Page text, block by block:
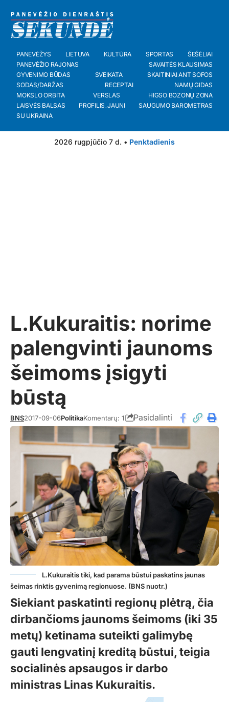
PANEVĖŽYS LIETUVA KULTŪRA SPORTAS
ŠEŠĖLIAI
PANEVĖŽIO RAJONAS
SAVAITĖS KLAUSIMAS
GYVENIMO BŪDAS
SVEIKATA
SKAITINIAI ANT SOFOS
SODAS/DARŽAS
RECEPTAI
NAMŲ GIDAS
MOKSLO ORBITA
VERSLAS
HIGSO BOZONŲ ZONA
LAISVĖS BALSAS
PROFILIS_JAUNI
SAUGUMO BAROMETRAS
SU UKRAINA
2026 rugpjūčio 7 d. • Penktadienis
L.Kukuraitis: norime
palengvinti jaunoms
šeimoms įsigyti
būstą
BNS2017-09-06PolitikaKomentarų: 1 Pasidalinti
L.Kukuraitis tiki, kad parama būstui paskatins jaunas
šeimas rinktis gyvenimą regionuose. (BNS nuotr.)
Siekiant paskatinti regionų plėtrą, čia
dirbančioms jaunoms šeimoms (iki 35
metų) ketinama suteikti galimybę
gauti lengvatinį kreditą būstui, teigia
socialinės apsaugos ir darbo
ministras Linas Kukuraitis.